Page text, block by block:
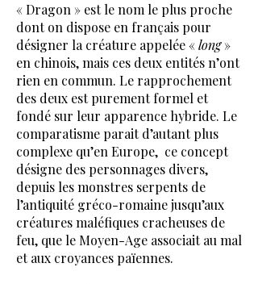
« Dragon » est le nom le plus proche
dont on dispose en français pour
désigner la créature appelée «long»
en chinois, mais ces deux entités n’ont
rien en commun. Le rapprochement
des deux est purement formel et
fondé sur leur apparence hybride. Le
comparatisme parait d’autant plus
complexe qu’en Europe, ce concept
désigne des personnages divers,
depuis les monstres serpents de
l’antiquité gréco-romaine jusqu’aux
créatures maléfiques cracheuses de
feu, que le Moyen-Age associait au mal
et aux croyances païennes.